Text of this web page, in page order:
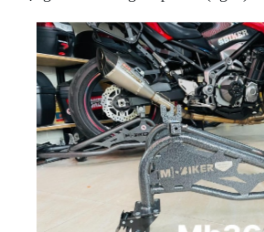
CHƠI
PHỤ
KIỆN
XSR
155
ÁO
MƯA